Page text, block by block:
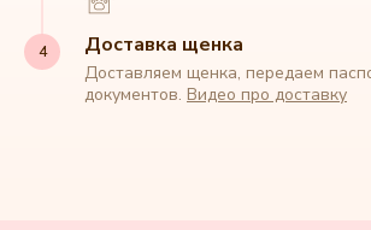
Доставка щенка
Доставляем щенка, передаем
документов. Видео про доставку